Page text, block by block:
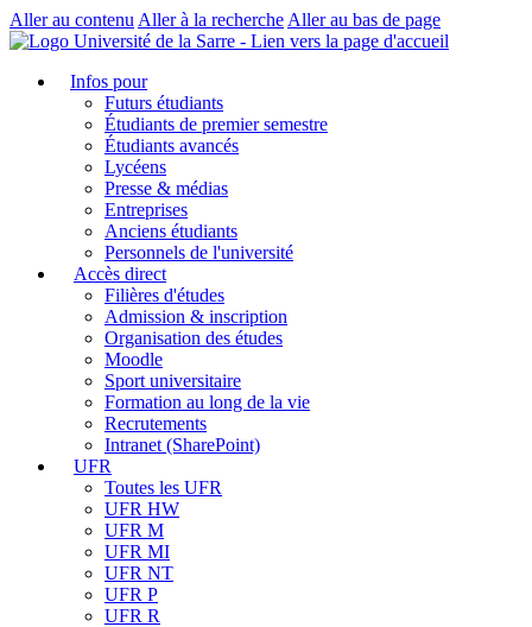
Aller au contenu Aller à la recherche Aller au bas de page
Infos pour
Futurs étudiants
Étudiants de premier semestre
Étudiants avancés
Lycéens
Presse & médias
Entreprises
Anciens étudiants
Personnels de l'université
Accès direct
Filières d'études
Admission & inscription
Organisation des études
Moodle
Sport universitaire
Formation au long de la vie
Recrutements
Intranet (SharePoint)
UFR
Toutes les UFR
UFR HW
UFR M
UFR MI
UFR NT
UFR P
UFR R